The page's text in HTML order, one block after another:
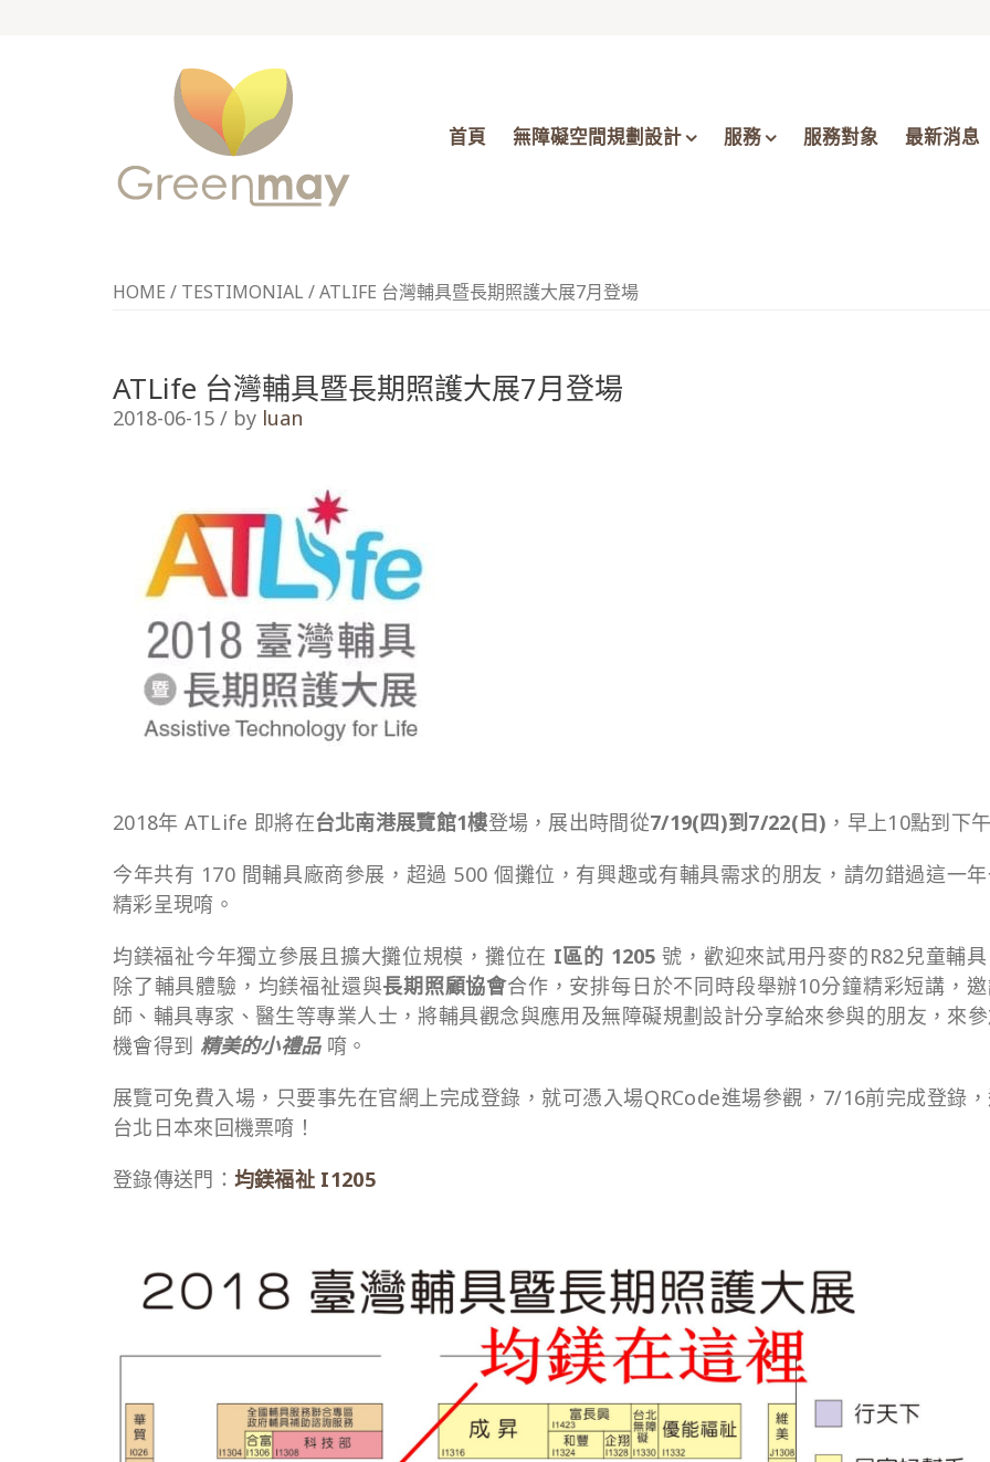
首頁 無障礙空間規劃設計 服務 服務對象 最新消息
HOME / TESTIMONIAL /ATLIFE 台灣輔具暨長期照護大展7月登場
ATLife 台灣輔具暨長期照護大展7月登場
2018-06-15 / by luan
2018年 ATLife 即將在台北南港展覽館1樓登場，展出時間從7/19(四)到7/22(日) ，早上10點到下
今年共有 170 間輔具廠商參展，超過 500 個攤位，有興趣或有輔具需求的朋友，請勿錯過這一
精彩呈現唷。
均鎂福祉今年獨立參展且擴大攤位規模，攤位在 I區的 1205 號，歡迎來試用丹麥的R82兒童輔
除了輔具體驗，均鎂福祉還與長期照顧協會合作，安排每日於不同時段舉辦10分鐘精彩短講，
師、輔具專家、醫生等專業人士，將輔具觀念與應用及無障礙規劃設計分享給來參與的朋友，來
機會得到 精美的小禮品 唷。
展覽可免費入場，只要事先在官網上完成登錄，就可憑入場QRCode進場參觀，7/16前完成登錄
台北日本來回機票唷！
登錄傳送門： 均鎂福祉 I1205